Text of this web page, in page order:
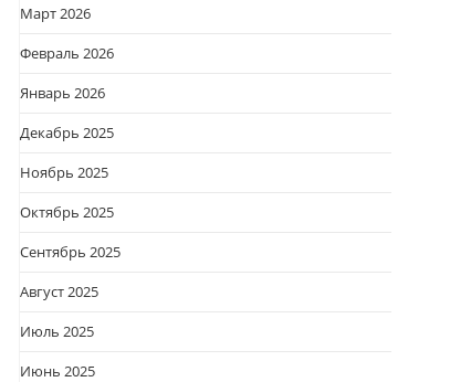
Март 2026
Февраль 2026
Январь 2026
Декабрь 2025
Ноябрь 2025
Октябрь 2025
Сентябрь 2025
Август 2025
Июль 2025
Июнь 2025